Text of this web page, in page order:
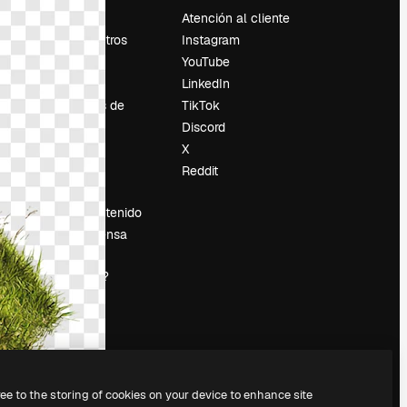
Sobre nosotros
Empleo
Tendencias de
búsqueda
Blog
Eventos
Slidesgo
Vender contenido
Sala de prensa
¿Buscas
magnific.ai?
Atención al cliente
Instagram
YouTube
LinkedIn
TikTok
Discord
X
Reddit
to the storing of cookies on your device to enhance site